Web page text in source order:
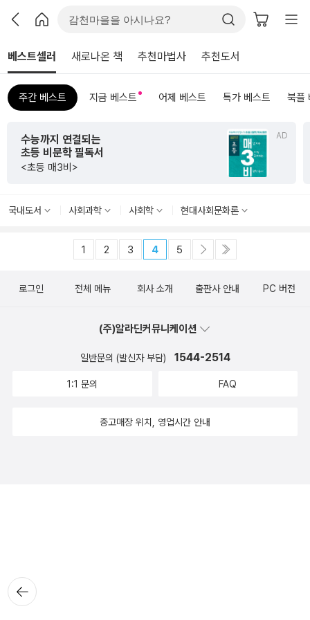
베스트셀러 새로나온 책 추천마법사 추천도서
주간 베스트 지금 베스트 어제 베스트 특가 베스트 북플
AD
수능까지 연결되는
초등 비문학 필독서
<초등 매3비>
국내도서 사회과학 사회학 현대사회문화론
1 2 3 4 5
뒤로가
기
로그인 전체 메뉴 회사 소개 출판사 안내 PC 버전
(주)알라딘커뮤니케이션
일반문의 (발신자 부담) 1544-2514
1:1 문의 FAQ
중고매장 위치, 영업시간 안내